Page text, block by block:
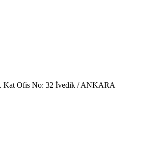
Kat Ofis No: 32 İvedik / ANKARA